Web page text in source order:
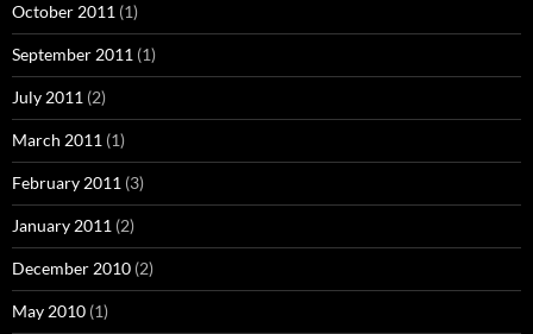
October 2011 (1)
September 2011 (1)
July 2011 (2)
March 2011 (1)
February 2011 (3)
January 2011 (2)
December 2010 (2)
May 2010 (1)